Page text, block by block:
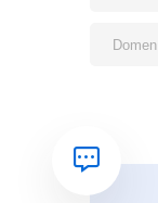
Domen